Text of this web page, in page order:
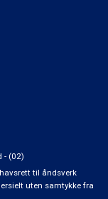
- (02)
til åndsverk
uten samtykke fra